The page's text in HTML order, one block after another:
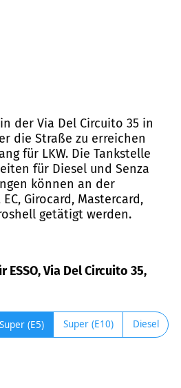
der Via Del Circuito 35 in
die Straße zu erreichen
für LKW. Die Tankstelle
für Diesel und Senza
können an der
Girocard, Mastercard,
getätigt werden.
Via Del Circuito 35,
(E5) Super (E10) Diesel